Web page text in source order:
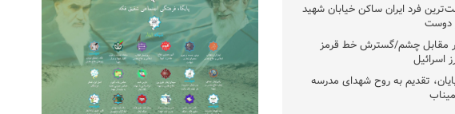
فرد ایران ساکن خیابان شهید
دوست
مقابل چشم/گسترش خط قرمز
اسرائیل
تقدیم به روح شهدای مدرسه